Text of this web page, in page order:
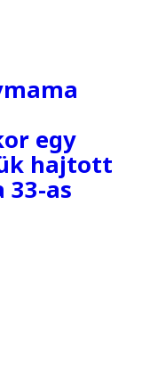
egy
hajtott
33-as